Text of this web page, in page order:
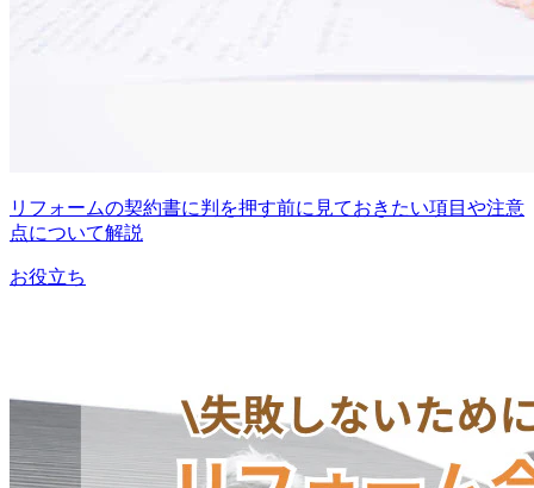
リフォームの契約書に判を押す前に見ておきたい項目や注意
点について解説
お役立ち